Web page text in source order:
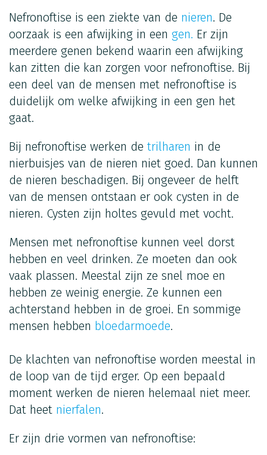
Nefronoftise is een ziekte van de nieren. De
oorzaak is een afwijking in een gen. Er zijn
meerdere genen bekend waarin een afwijking
kan zitten die kan zorgen voor nefronoftise. Bij
een deel van de mensen met nefronoftise is
duidelijk om welke afwijking in een gen het
gaat.
Bij nefronoftise werken de trilharen in de
nierbuisjes van de nieren niet goed. Dan kunnen
de nieren beschadigen. Bij ongeveer de helft
van de mensen ontstaan er ook cysten in de
nieren. Cysten zijn holtes gevuld met vocht.
Mensen met nefronoftise kunnen veel dorst
hebben en veel drinken. Ze moeten dan ook
vaak plassen. Meestal zijn ze snel moe en
hebben ze weinig energie. Ze kunnen een
achterstand hebben in de groei. En sommige
mensen hebben bloedarmoede.
De klachten van nefronoftise worden meestal in
de loop van de tijd erger. Op een bepaald
moment werken de nieren helemaal niet meer.
Dat heet nierfalen.
Er zijn drie vormen van nefronoftise: